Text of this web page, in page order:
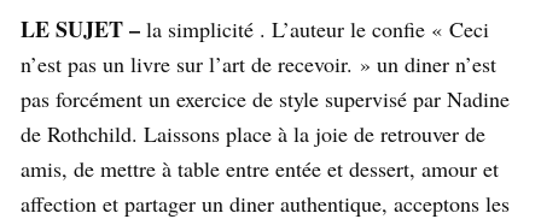
LE SUJET – la simplicité . L’auteur le confie « Ceci
n’est pas un livre sur l’art de recevoir. » un diner n’est
pas forcément un exercice de style supervisé par Nadine
de Rothchild. Laissons place à la joie de retrouver de
amis, de mettre à table entre entée et dessert, amour et
affection et partager un diner authentique, acceptons les